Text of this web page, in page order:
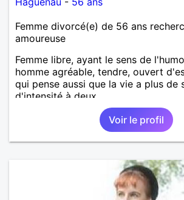
Femme divorcé(e) de 56 ans
amoureuse
Femme libre, ayant le sens de
homme agréable, tendre, ouvert
qui pense aussi que la vie a plus de
d'intensité à deux.
Voir le profil